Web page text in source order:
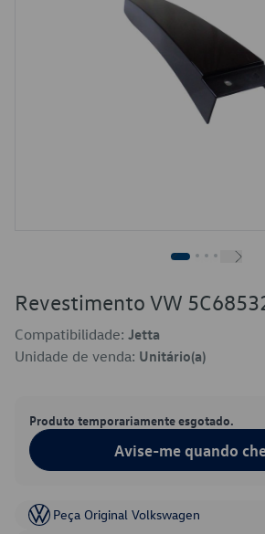
Revestimento VW
Compatibilidade: Jetta
Unidade de venda: Unitário(a)
Produto temporariamente esgotado.
Avise-me quando
Peça Original Volkswagen